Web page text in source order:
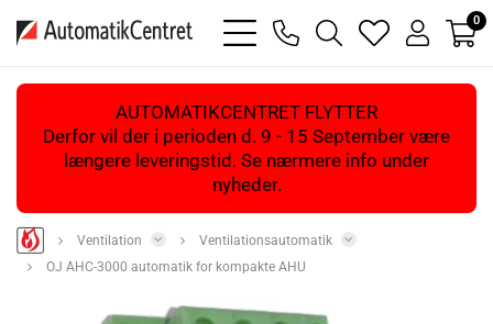
bars
light
phone
magnifying
glass
heart
light
user
light
0
AUTOMATIKCENTRET FLYTTER
Derfor vil der i perioden d. 9 - 15 September være
længere leveringstid. Se nærmere info under
nyheder.
Ventilation
Ventilationsautomatik
OJ AHC-3000 automatik for kompakte AHU